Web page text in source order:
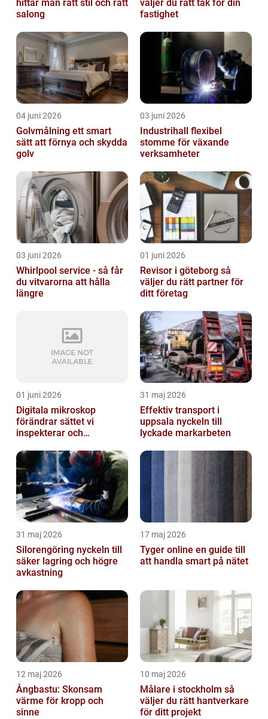
hittar män rätt stil och rätt
salong
väljer du rätt tak för din
fastighet
04 juni 2026
Golvmålning ett smart
sätt att förnya och skydda
golv
03 juni 2026
Industrihall flexibel
stomme för växande
verksamheter
03 juni 2026
Whirlpool service - så får
du vitvarorna att hålla
längre
01 juni 2026
Revisor i göteborg så
väljer du rätt partner för
ditt företag
01 juni 2026
Digitala mikroskop
förändrar sättet vi
inspekterar och
31 maj 2026
Effektiv transport i
uppsala nyckeln till
lyckade markarbeten
31 maj 2026
Silorengöring nyckeln till
säker lagring och högre
avkastning
17 maj 2026
Tyger online en guide till
att handla smart på nätet
12 maj 2026
Ångbastu: Skonsam
värme för kropp och
sinne
10 maj 2026
Målare i stockholm så
väljer du rätt hantverkare
för ditt projekt